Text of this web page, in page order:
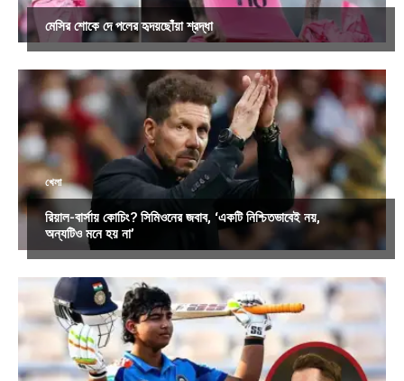
মেসির শোকে দে পলের হৃদয়ছোঁয়া শ্রদ্ধা
খেলা
রিয়াল-বার্সায় কোচিং? সিমিওনের জবাব, ‘একটি নিশ্চিতভাবেই নয়,
অন্যটিও মনে হয় না’